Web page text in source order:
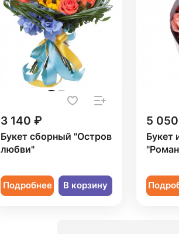
3 140 ₽
Букет сборный "Остров
любви"
Подробнее В корзину
5
Букет